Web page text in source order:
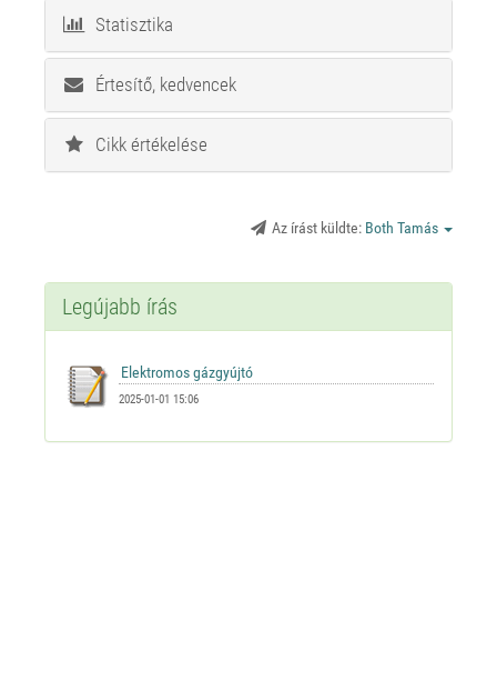
Statisztika
Értesítő, kedvencek
Cikk értékelése
Az írást küldte: Both Tamás
Legújabb írás
2025-01-01 15:06